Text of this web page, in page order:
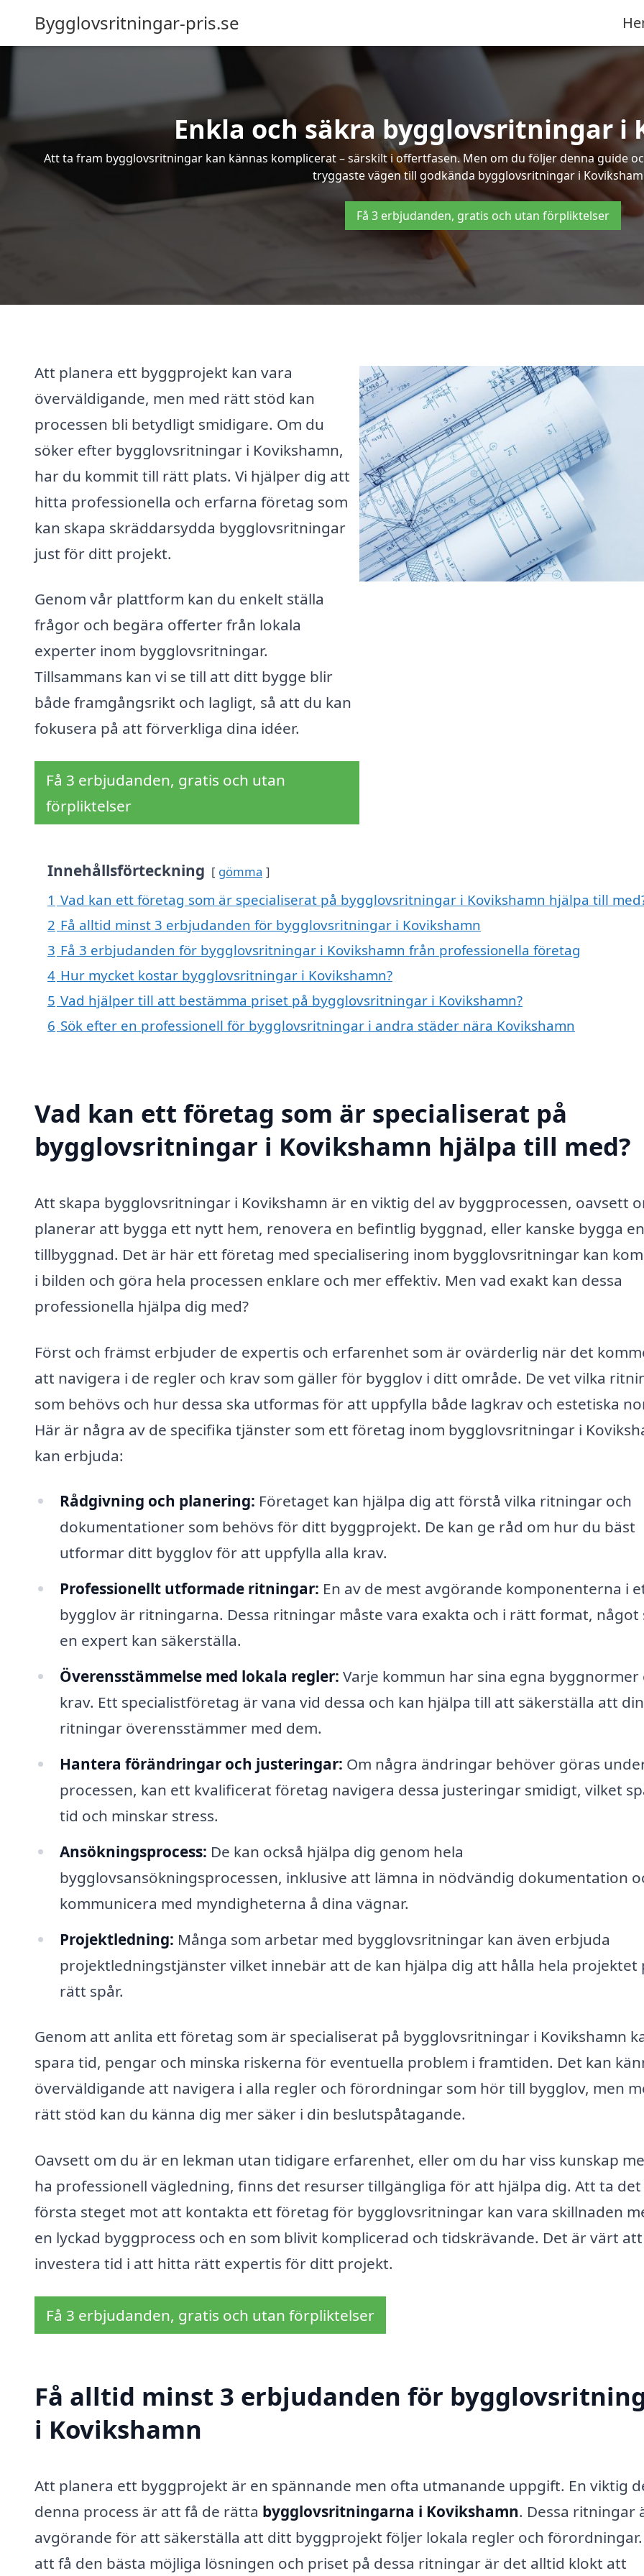
Bygglovsritningar-pris.se
Enkla och säkra bygglovsritningar i
Att ta fram bygglovsritningar kan kännas komplicerat – särskilt i offertfasen. Men om du följer denna guide
tryggaste vägen till godkända bygglovsritningar i
Få 3 erbjudanden, gratis och utan förpliktelser
Att planera ett byggprojekt kan vara
överväldigande, men med rätt stöd kan
processen bli betydligt smidigare. Om du
söker efter bygglovsritningar i Kovikshamn,
har du kommit till rätt plats. Vi hjälper dig att
hitta professionella och erfarna företag som
kan skapa skräddarsydda bygglovsritningar
just för ditt projekt.
Genom vår plattform kan du enkelt ställa
frågor och begära offerter från lokala
experter inom bygglovsritningar.
Tillsammans kan vi se till att ditt bygge blir
både framgångsrikt och lagligt, så att du kan
fokusera på att förverkliga dina idéer.
Få 3 erbjudanden, gratis och utan
förpliktelser
Innehållsförteckning gömma
1 Vad kan ett företag som är specialiserat på bygglovsritningar i Kovikshamn hjälpa till
2 Få alltid minst 3 erbjudanden för bygglovsritningar i Kovikshamn
3 Få 3 erbjudanden för bygglovsritningar i Kovikshamn från professionella företag
4 Hur mycket kostar bygglovsritningar i Kovikshamn?
5 Vad hjälper till att bestämma priset på bygglovsritningar i Kovikshamn?
6 Sök efter en professionell för bygglovsritningar i andra städer nära Kovikshamn
Vad kan ett företag som är specialiserat på
bygglovsritningar i Kovikshamn hjälpa till med?
Att skapa bygglovsritningar i Kovikshamn är en viktig del av byggprocessen, oavsett
planerar att bygga ett nytt hem, renovera en befintlig byggnad, eller kanske bygga en
tillbyggnad. Det är här ett företag med specialisering inom bygglovsritningar kan
i bilden och göra hela processen enklare och mer effektiv. Men vad exakt kan dessa
professionella hjälpa dig med?
Först och främst erbjuder de expertis och erfarenhet som är ovärderlig när det
att navigera i de regler och krav som gäller för bygglov i ditt område. De vet vilka
som behövs och hur dessa ska utformas för att uppfylla både lagkrav och estetiska
Här är några av de specifika tjänster som ett företag inom bygglovsritningar i
kan erbjuda:
Rådgivning och planering: Företaget kan hjälpa dig att förstå vilka ritningar och
dokumentationer som behövs för ditt byggprojekt. De kan ge råd om hur du bäst
utformar ditt bygglov för att uppfylla alla krav.
Professionellt utformade ritningar: En av de mest avgörande komponenterna i
bygglov är ritningarna. Dessa ritningar måste vara exakta och i rätt format, något
en expert kan säkerställa.
Överensstämmelse med lokala regler: Varje kommun har sina egna byggnormer
krav. Ett specialistföretag är vana vid dessa och kan hjälpa till att säkerställa att
ritningar överensstämmer med dem.
Hantera förändringar och justeringar: Om några ändringar behöver göras
processen, kan ett kvalificerat företag navigera dessa justeringar smidigt, vilket
tid och minskar stress.
Ansökningsprocess: De kan också hjälpa dig genom hela
bygglovsansökningsprocessen, inklusive att lämna in nödvändig dokumentation
kommunicera med myndigheterna å dina vägnar.
Projektledning: Många som arbetar med bygglovsritningar kan även erbjuda
projektledningstjänster vilket innebär att de kan hjälpa dig att hålla hela projektet
rätt spår.
Genom att anlita ett företag som är specialiserat på bygglovsritningar i Kovikshamn
spara tid, pengar och minska riskerna för eventuella problem i framtiden. Det kan
överväldigande att navigera i alla regler och förordningar som hör till bygglov, men
rätt stöd kan du känna dig mer säker i din beslutspåtagande.
Oavsett om du är en lekman utan tidigare erfarenhet, eller om du har viss kunskap
ha professionell vägledning, finns det resurser tillgängliga för att hjälpa dig. Att ta det
första steget mot att kontakta ett företag för bygglovsritningar kan vara skillnaden
en lyckad byggprocess och en som blivit komplicerad och tidskrävande. Det är värt att
investera tid i att hitta rätt expertis för ditt projekt.
Få 3 erbjudanden, gratis och utan förpliktelser
Få alltid minst 3 erbjudanden för
i Kovikshamn
Att planera ett byggprojekt är en spännande men ofta utmanande uppgift. En viktig
denna process är att få de rätta bygglovsritningarna i Kovikshamn. Dessa ritningar
avgörande för att säkerställa att ditt byggprojekt följer lokala regler och
att få den bästa möjliga lösningen och priset på dessa ritningar är det alltid klokt att